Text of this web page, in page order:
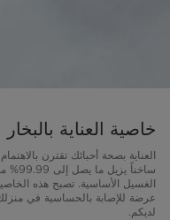
خاصية العناية بالبخار
العناية بصحة أحبائك تقترن
الغسيل الأساسية. تصبح هذه
عرضة للإصابة بالحساسية في
لديكم.